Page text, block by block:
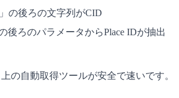
の後ろの文字列がCID
後ろのパラメータからPlace IDが抽出
の自動取得ツールが安全で速いです。